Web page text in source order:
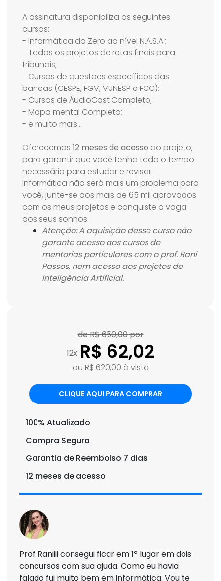
A assinatura disponibiliza os seguintes
cursos:
- Informática do Zero ao nível N.A.S.A.;
- Todos os projetos de retas finais para
tribunais;
- Cursos de questões específicos das
bancas (CESPE, FGV, VUNESP e FCC);
- Cursos de ÁudioCast Completo;
- Mapa mental Completo;
- e muito mais…
Oferecemos 12 meses de acesso ao projeto,
para garantir que você tenha todo o tempo
necessário para estudar e revisar.
Informática não será mais um problema para
você, junte-se aos mais de 65 mil aprovados
com os meus projetos e conquiste a vaga
dos seus sonhos.
Atenção: A aquisição desse curso não
garante acesso aos cursos de
mentorias particulares com o prof. Rani
Passos, nem acesso aosprojetos de
Inteligência Artificial.
de R$ 650,00 por
12x R$ 62,02
ou R$ 620,00 à vista
CLIQUE AQUI PARA COMPRAR
100% Atualizado
Compra Segura
Garantia de Reembolso 7 dias
12 meses de acesso
Prof Raniiii consegui ficar em 1º lugar em dois
concursos com sua ajuda. Como eu havia
falado fui muito bem em informática. Vou te